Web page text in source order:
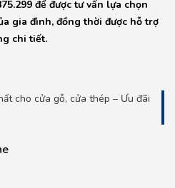
để được tư vấn lựa chọn
gia đình, đồng thời được hỗ trợ
chi tiết.
cho cửa gỗ, cửa thép – Ưu đãi